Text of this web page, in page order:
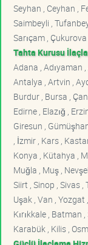
Seyhan , Ceyhan ,
Saimbeyli ,
Sarıçam , Çukurova
Tahta Kurusu
Adana , Adıyaman
Antalya , Artvin ,
Burdur , Bursa ,
Edirne , Elazığ ,
Giresun ,
, İzmir , Kars ,
Konya , Kütahya ,
Muğla , Muş ,
Siirt , Sinop , Sivas ,
Uşak , Van ,
Kırıkkale , Batman
Karabük , Kilis ,